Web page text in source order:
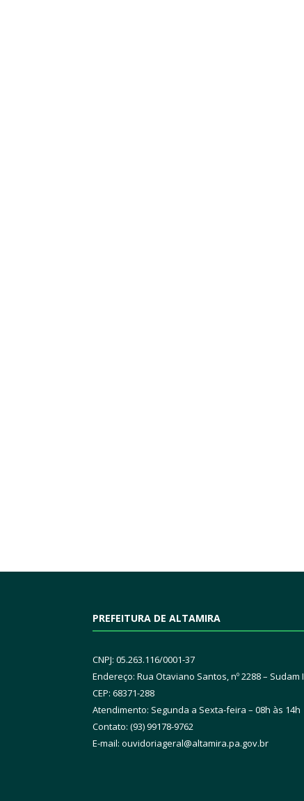
PREFEITURA DE ALTAMIRA
CNPJ: 05.263.116/0001-37
Endereço: Rua Otaviano Santos, nº 2288 – Sudam I
CEP: 68371-288
Atendimento: Segunda a Sexta-feira – 08h às 14h
Contato: (93) 99178-9762
E-mail: ouvidoriageral@altamira.pa.gov.br